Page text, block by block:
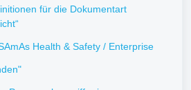
für die Dokumentart
Health & Safety / Enterprise